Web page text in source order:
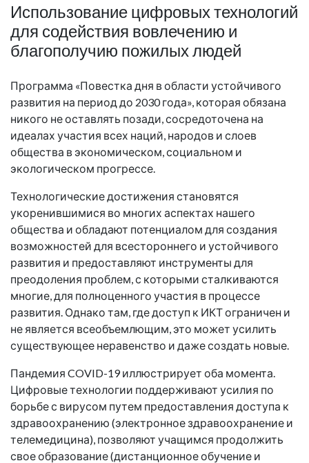
Использование цифровых технологий
для содействия вовлечению и
благополучию пожилых людей
Программа «Повестка дня в области устойчивого
развития на период до 2030 года», которая обязана
никого не оставлять позади, сосредоточена на
идеалах участия всех наций, народов и слоев
общества в экономическом, социальном и
экологическом прогрессе.
Технологические достижения становятся
укоренившимися во многих аспектах нашего
общества и обладают потенциалом для создания
возможностей для всестороннего и устойчивого
развития и предоставляют инструменты для
преодоления проблем, с которыми сталкиваются
многие, для полноценного участия в процессе
развития. Однако там, где доступ к ИКТ ограничен и
не является всеобъемлющим, это может усилить
существующее неравенство и даже создать новые.
Пандемия COVID-19 иллюстрирует оба момента.
Цифровые технологии поддерживают усилия по
борьбе с вирусом путем предоставления доступа к
здравоохранению (электронное здравоохранение и
телемедицина), позволяют учащимся продолжить
свое образование (дистанционное обучение и